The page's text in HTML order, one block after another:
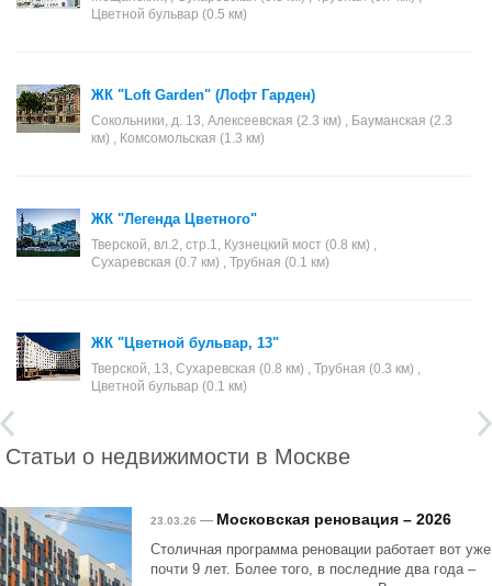
Цветной бульвар (0.5 км)
ЖК "Loft Garden" (Лофт Гарден)
Сокольники, д. 13, Алексеевская (2.3 км) , Бауманская (2.3
км) , Комсомольская (1.3 км)
ЖК "Легенда Цветного"
Тверской, вл.2, стр.1, Кузнецкий мост (0.8 км) ,
Сухаревская (0.7 км) , Трубная (0.1 км)
ЖК "Цветной бульвар, 13"
Тверской, 13, Сухаревская (0.8 км) , Трубная (0.3 км) ,
Цветной бульвар (0.1 км)
Статьи о недвижимости в Москве
23.03.26 — Московская реновация – 2026
Столичная программа реновации работает вот уже
почти 9 лет. Более того, в последние два года –